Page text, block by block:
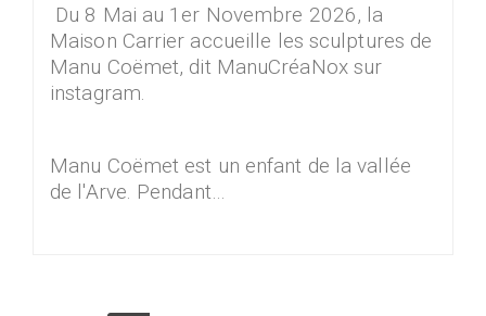
Du 8 Mai au 1er Novembre 2026, la
Maison Carrier accueille les sculptures de
Manu Coëmet, dit ManuCréaNox sur
instagram.
Manu Coëmet est un enfant de la vallée
de l'Arve. Pendant…